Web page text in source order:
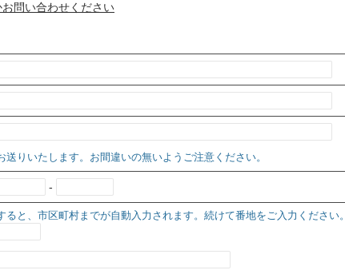
問い合わせください
送りいたします。お間違いの無いようご注意ください。
-
と、市区町村までが自動入力されます。続けて番地をご入力ください。